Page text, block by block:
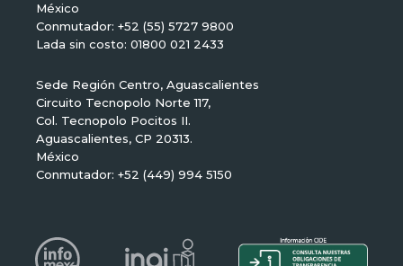
México
Conmutador: +52 (55) 5727 9800
Lada sin costo: 01800 021 2433
Sede Región Centro, Aguascalientes
Circuito Tecnopolo Norte 117,
Col. Tecnopolo Pocitos II.
Aguascalientes, CP 20313.
México
Conmutador: +52 (449) 994 5150